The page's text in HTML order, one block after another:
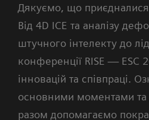
Дякуємо, що
Від 4D ICE та аналізу
штучного інтелекту до
конференції RISE — ESC
інновацій та співпраці.
основними моментами та
разом допомагаємо